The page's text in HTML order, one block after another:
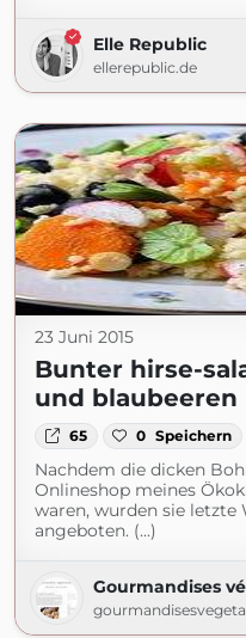
Elle Republic
ellerepublic.de
23 Juni 2015
Bunter hirse-
und blaubeeren
65 0 Speichern
Nachdem die dicken
Onlineshop meines
waren, wurden sie letzte
angeboten. (...)
Gourmandises